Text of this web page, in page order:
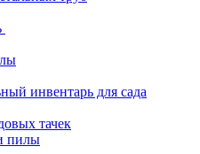
инвентарь для сада
тачек
пилы